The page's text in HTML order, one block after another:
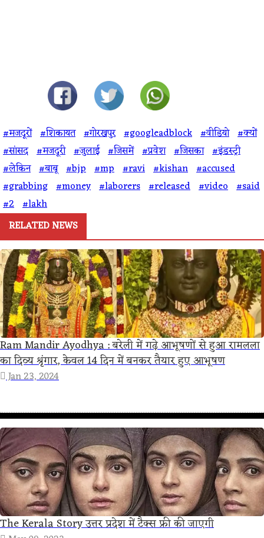
#मजदूरों #शिकायत #गोरखपुर #googleadblock #वीडियो #क्यों
#सांसद #मजदूरी #जुलाई #जिसमें #प्रवेश #जिसका #इंडस्ट्री
#लेकिन #बाबू #bjp #mp #ravi #kishan #accused
#grabbing #money #laborers #released #video #said
#2 #lakh
RELATED NEWS
Ram Mandir Ayodhya : बरेली में गढ़े आभूषणों से हुआ रामलला
का दिव्य श्रृंगार, केवल 14 दिन में बनकर तैयार हुए आभूषण
Jan 23, 2024
The Kerala Story उत्तर प्रदेश में टैक्स फ्री की जाएगी